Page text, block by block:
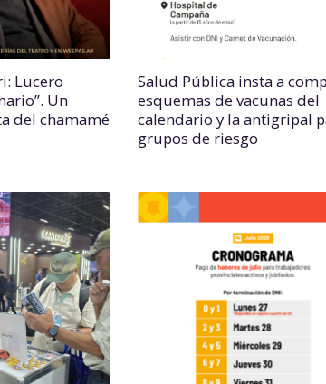
Lucero
Un
del chamamé
Salud Pública insta a
esquemas de vacunas del
calendario y la antigripal
grupos de riesgo